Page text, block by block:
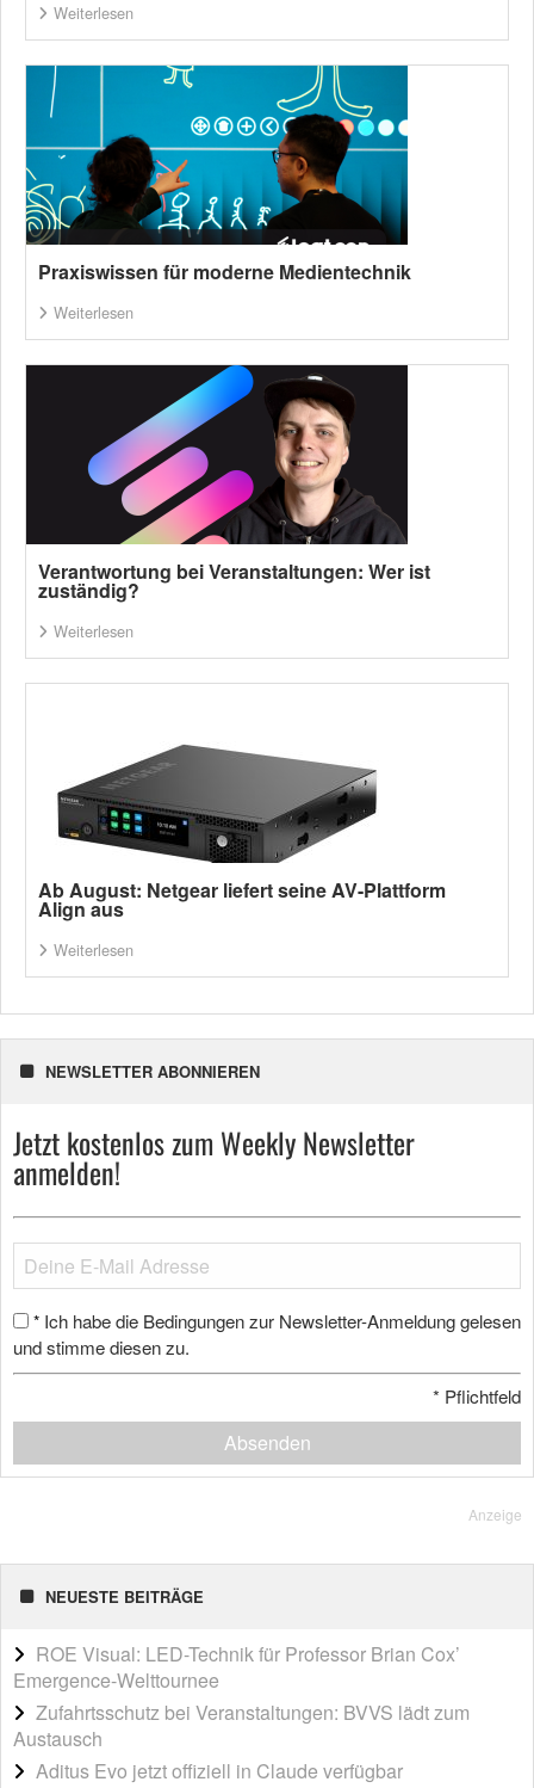
Weiterlesen
Praxiswissen für moderne Medientechnik
Weiterlesen
Verantwortung bei Veranstaltungen: Wer ist
zuständig?
Weiterlesen
Ab August: Netgear liefert seine AV-Plattform
Align aus
Weiterlesen
NEWSLETTER ABONNIEREN
Jetzt kostenlos zum Weekly Newsletter
anmelden!
* Ich habe die Bedingungen zur Newsletter-Anmeldung gelesen
und stimme diesen zu.
* Pflichtfeld
Absenden
Anzeige
NEUESTE BEITRÄGE
ROE Visual: LED-Technik für Professor Brian Cox’
Emergence-Welttournee
Zufahrtsschutz bei Veranstaltungen: BVVS lädt zum
Austausch
Aditus Evo jetzt offiziell in Claude verfügbar